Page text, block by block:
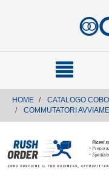
HOME CATALOGO COBO
COMMUTATORI